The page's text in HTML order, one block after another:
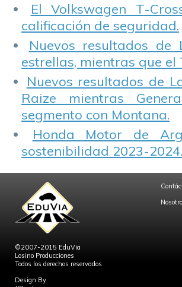
El Volkswagen T-
calificación de seguridad.
Nuevos resultados de
estrellas, mientras que
Nuevos resultados de
Raize mientras
segmento con Montana.
Honda Motor de
sostenibilidad 2023-2024.
©2007-2015 EduVia
Losino Producciones
Todos los derechos reservados.
Design By